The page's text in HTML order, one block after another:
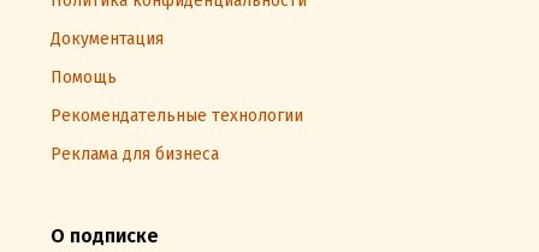
Документация
Помощь
Рекомендательные технологии
Реклама для бизнеса
О подписке